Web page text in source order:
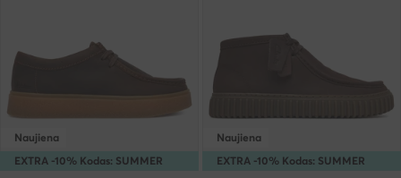
EXTRA -10% Kodas: SUMMER
Naujiena
EXTRA -10% Kodas: SUMMER
Naujiena